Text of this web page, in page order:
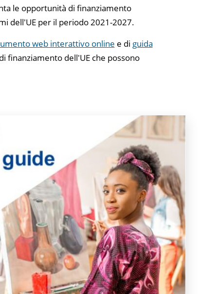
le opportunità di finanziamento
dell'UE per il periodo 2021-2027.
web interattivo online e di guida
finanziamento dell'UE che possono